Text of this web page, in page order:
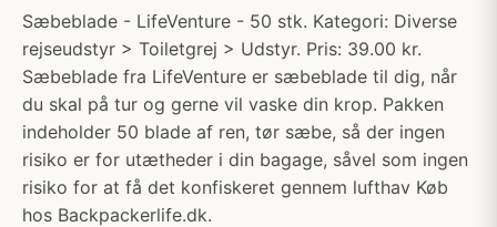
Sæbeblade - LifeVenture - 50 stk. Kategori: Diverse
rejseudstyr > Toiletgrej > Udstyr. Pris: 39.00 kr.
Sæbeblade fra LifeVenture er sæbeblade til dig, når
du skal på tur og gerne vil vaske din krop. Pakken
indeholder 50 blade af ren, tør sæbe, så der ingen
risiko er for utætheder i din bagage, såvel som ingen
risiko for at få det konfiskeret gennem lufthav Køb
hos Backpackerlife.dk.